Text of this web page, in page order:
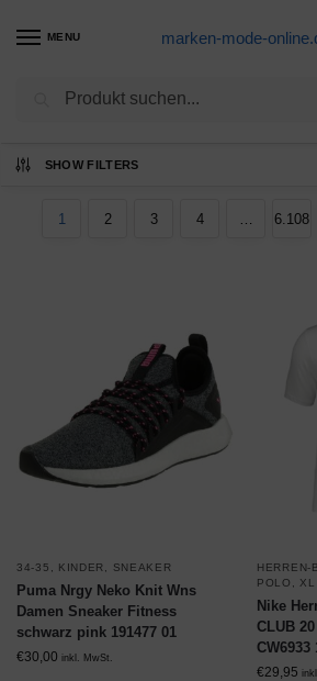
MENU marken-mode-
SHOW FILTERS
angezeigt
1 2 3 4 … 6.108
34-35 KINDER SNEAKER
Puma Nrgy Neko Knit Wns
Damen Sneaker Fitness
schwarz pink 191477 01
€30,00 inkl. MwSt.
HERREN-
POLO
XL
Nike
CLUB
CW6933
€29,95